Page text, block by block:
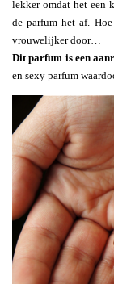
lekker omdat het een
de parfum het af.
vrouwelijker door…
Dit parfum is een
en sexy parfum